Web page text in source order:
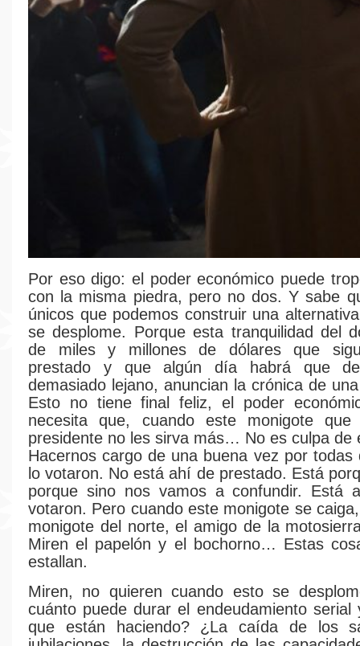
Por eso digo: el poder económico puede
con la misma piedra, pero no dos. Y sabe
únicos que podemos construir una
se desplome. Porque esta tranquilidad del
de miles y millones de dólares que
prestado y que algún día habrá que
demasiado lejano, anuncian la crónica de
Esto no tiene final feliz, el poder
necesita que, cuando este monigote que
presidente no les sirva más… No es culpa de
Hacernos cargo de una buena vez por todas
lo votaron. No está ahí de prestado. Está
porque sino nos vamos a confundir. Está
votaron. Pero cuando este monigote se
monigote del norte, el amigo de la
Miren el papelón y el bochorno… Estas
estallan.
Miren, no quieren cuando esto se
cuánto puede durar el endeudamiento serial
que están haciendo? ¿La caída de los